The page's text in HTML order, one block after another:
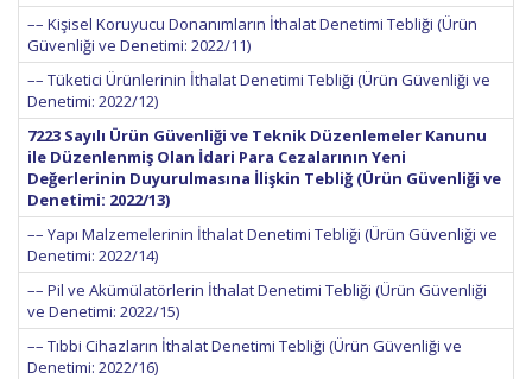
–– Kişisel Koruyucu Donanımların İthalat Denetimi Tebliği (Ürün
Güvenliği ve Denetimi: 2022/11)
–– Tüketici Ürünlerinin İthalat Denetimi Tebliği (Ürün Güvenliği ve
Denetimi: 2022/12)
7223 Sayılı Ürün Güvenliği ve Teknik Düzenlemeler Kanunu
ile Düzenlenmiş Olan İdari Para Cezalarının Yeni
Değerlerinin Duyurulmasına İlişkin Tebliğ (Ürün Güvenliği ve
Denetimi: 2022/13)
–– Yapı Malzemelerinin İthalat Denetimi Tebliği (Ürün Güvenliği ve
Denetimi: 2022/14)
–– Pil ve Akümülatörlerin İthalat Denetimi Tebliği (Ürün Güvenliği
ve Denetimi: 2022/15)
–– Tıbbi Cihazların İthalat Denetimi Tebliği (Ürün Güvenliği ve
Denetimi: 2022/16)